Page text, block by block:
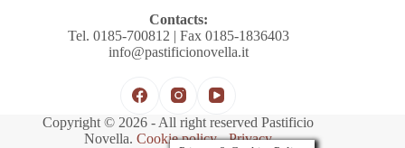
Contacts:
Tel. 0185-700812 | Fax 0185-1836403
info@pastificionovella.it
Copyright © 2026 - All right reserved Pastificio
Novella.Cookie policy-Privacy